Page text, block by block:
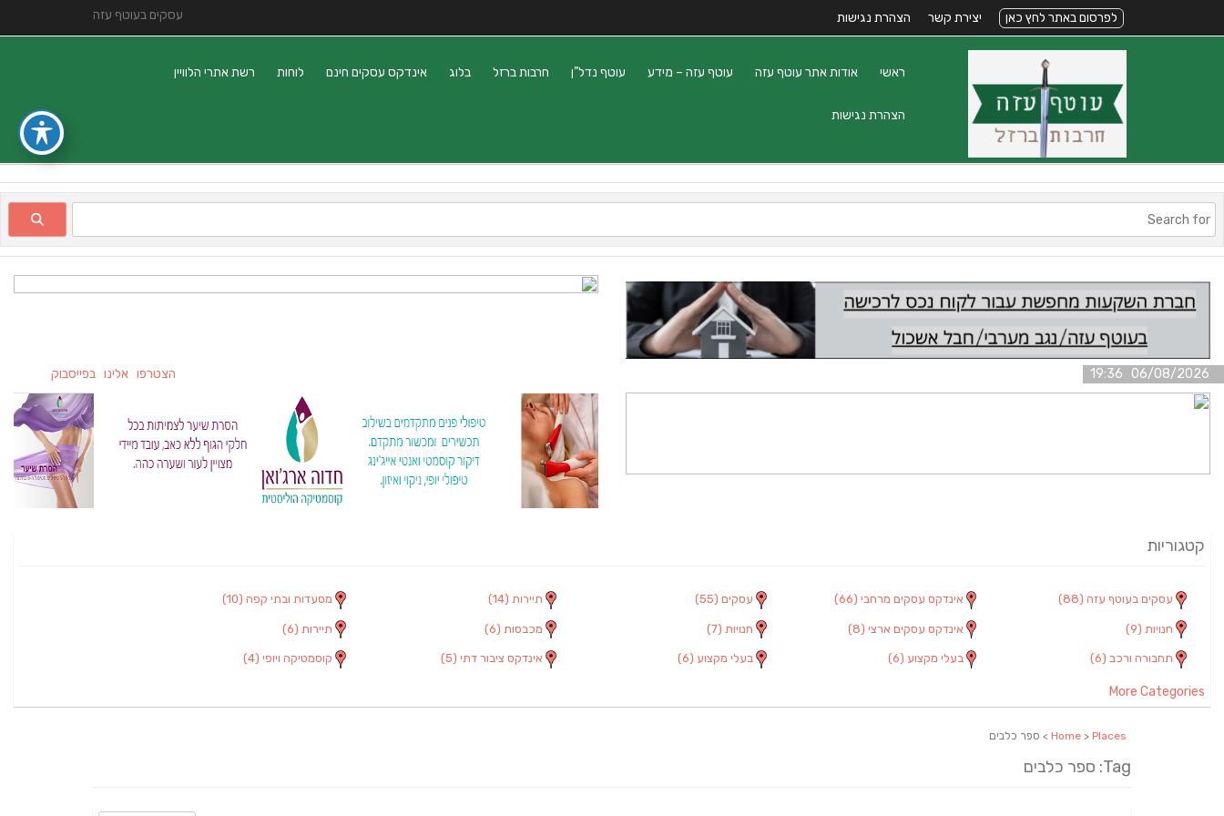
עסקים בעוטף עזה לפרסום באתר לחץ כאן יצירת קשר הצהרת נגישות
ראשי אודות אתר עוטף עזה עוטף עזה – מידע עוטף נדל”ן חרבות ברזל בלוג אינדקס עסקים חינם לוחות רשת אתרי הלוויין
הצהרת נגישות
06/08/2026 19:36 הצטרפו אלינו בפייסבוק
קטגוריות
עסקים בעוטף עזה (88) אינדקס עסקים מרחבי (66) עסקים (55) תיירות (14) מסעדות ובתי קפה (10)
חנויות (9) אינדקס עסקים ארצי (8) חנויות (7) מכבסות (6) תיירות (6)
תחבורה ורכב (6) בעלי מקצוע (6) בעלי מקצוע (6) אינדקס ציבור דתי (5) קוסמטיקה ויופי (4)
More Categories
Home > Places > ספר כלבים
Tag: ספר כלבים